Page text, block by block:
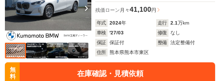
残価ローン 月々41,100円
年式 2024年 走行 2.1万km
車検
'27/03 修復
なし
保証
保証付 整備
法定整備付
住所
熊本県熊本市東区
無
料
在庫確認・見積依頼